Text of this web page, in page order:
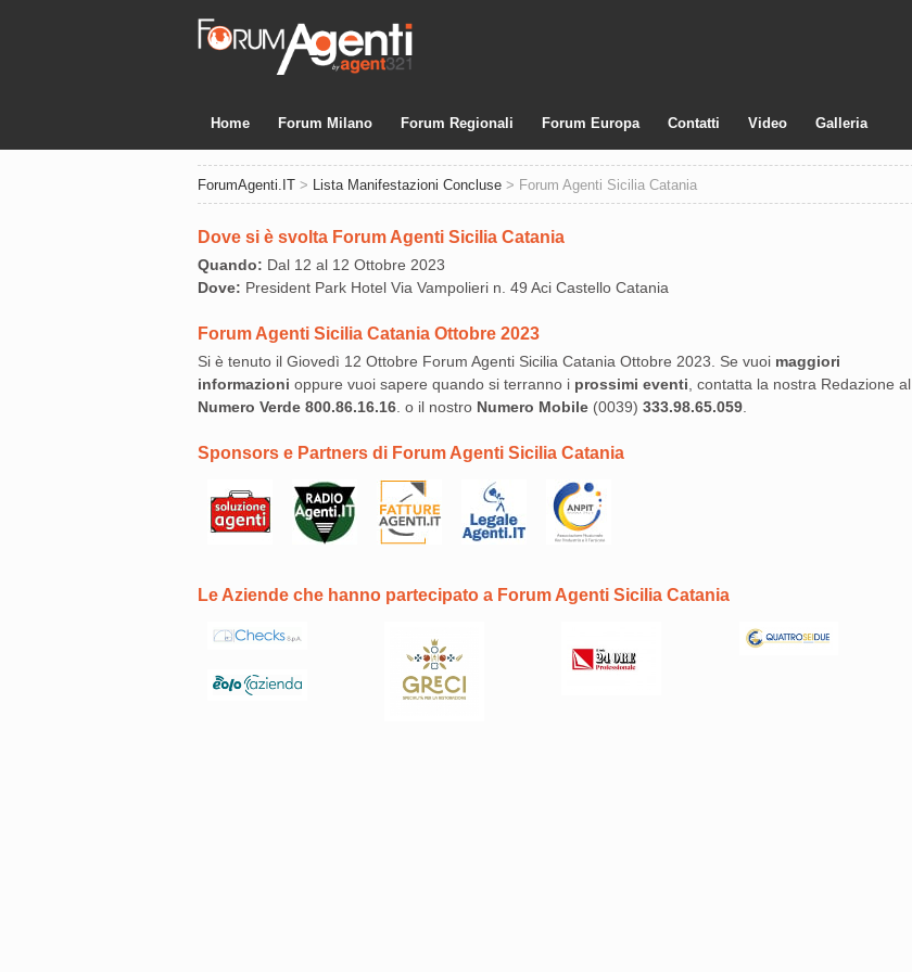
Home Forum Milano Forum Regionali Forum Europa Contatti Video Galleria
ForumAgenti.IT > Lista Manifestazioni Concluse > Forum Agenti Sicilia Catania
Dove si è svolta Forum Agenti Sicilia Catania
Quando: Dal 12 al 12 Ottobre 2023
Dove: President Park Hotel Via Vampolieri n. 49 Aci Castello Catania
Forum Agenti Sicilia Catania Ottobre 2023
Si è tenuto il Giovedì 12 Ottobre Forum Agenti Sicilia Catania Ottobre 2023. Se vuoi maggiori
informazioni oppure vuoi sapere quando si terranno i prossimi eventi , contatta la nostra Redazione al
Numero Verde 800.86.16.16 . o il nostro Numero Mobile (0039) 333.98.65.059
Sponsors e Partners di Forum Agenti Sicilia Catania
Le Aziende che hanno partecipato a Forum Agenti Sicilia Catania